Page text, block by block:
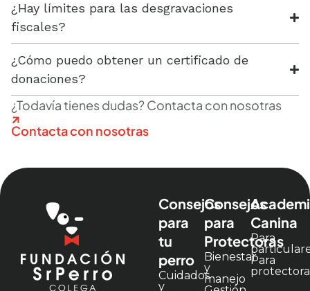
¿Todavía tienes dudas? Contacta con nosotras
Contacta con nosotras​
¿Hay límites para las desgravaciones
fiscales?
¿Cómo puedo obtener un certificado de
donaciones?
Consejos
para
tu
perro
Cuidados
y
Consejos
para
Protectoras
Bienestar
y
manejo
Canina
Para
Para